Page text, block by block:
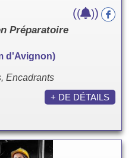
Préparatoire
d'Avignon)
Encadrants
(( ))
+ DE DÉTAILS